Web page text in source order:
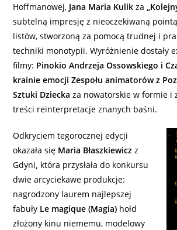
Hoffmanowej, Jana Maria Kulik za
subtelną impresję z nieoczekiwaną
listów, stworzoną za pomocą trudnej i
techniki monotypii. Wyróżnienie dostały
filmy: Pinokio Andrzeja Ossowskiego i
krainie emocji Zespołu animatorów z
Sztuki Dzieckaza nowatorskie w formie i
treści reinterpretacje znanych baśni.
Odkryciem tegorocznej edycji
okazała się Maria Błaszkiewiczz
Gdyni która przysłała do konkursu
dwie arcyciekawe produkcje:
nagrodzony laurem najlepszej
fabuły Le magique (Magia) hołd
złożony kinu niememu, modelowy